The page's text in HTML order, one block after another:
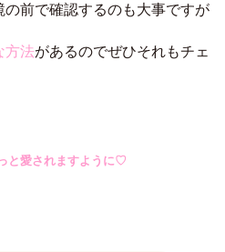
前で確認するのも大事ですが
方法があるのでぜひそれもチェ
と愛されますように♡